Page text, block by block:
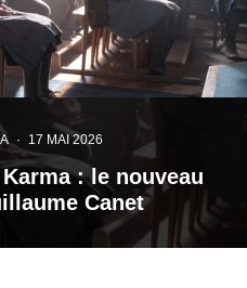
· 17 MAI 2026
: le nouveau
Canet